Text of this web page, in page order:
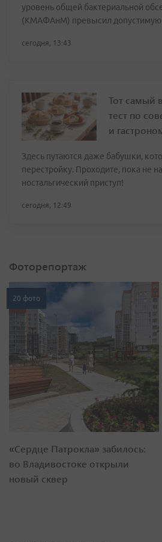
уровень общей бактериальной
(КМАФАнМ) превысил допустимую
сегодня, 13:43
Тот самый
тест по
и
Здесь путаются даже бабушки,
перестройку. Проходите, пока не
ностальгический приступ!
сегодня, 12:49
Фоторепортаж
20 фото
«Сердце Патрокла» забилось:
во Владивостоке открыли
новый сквер